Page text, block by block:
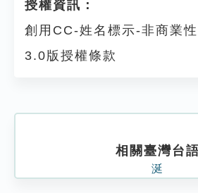
授權資訊：
創用CC-姓名標示-非商業
3.0版授權條款
相關臺灣台
涎